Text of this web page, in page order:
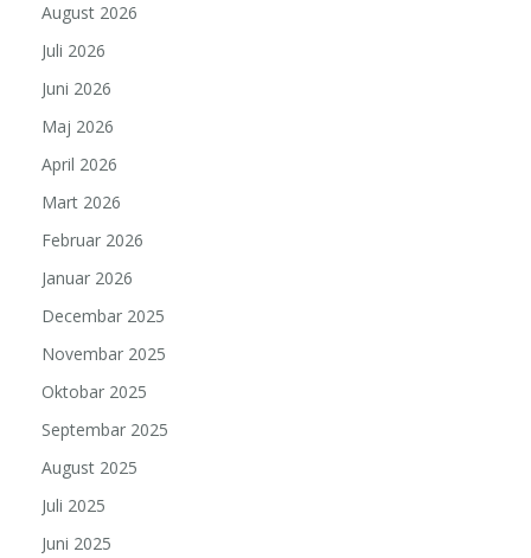
August 2026
Juli 2026
Juni 2026
Maj 2026
April 2026
Mart 2026
Februar 2026
Januar 2026
Decembar 2025
Novembar 2025
Oktobar 2025
Septembar 2025
August 2025
Juli 2025
Juni 2025